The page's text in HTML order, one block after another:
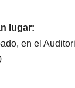
lugar:
en el